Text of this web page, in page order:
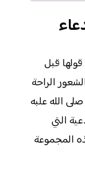
قبل
الراحة
الله علبه
التي
المجموعة